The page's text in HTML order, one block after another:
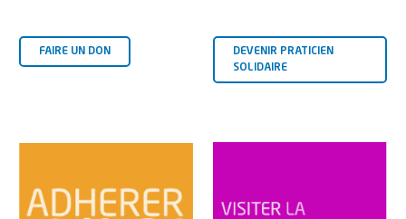
FAIRE UN DON
DEVENIR PRATICIEN
SOLIDAIRE